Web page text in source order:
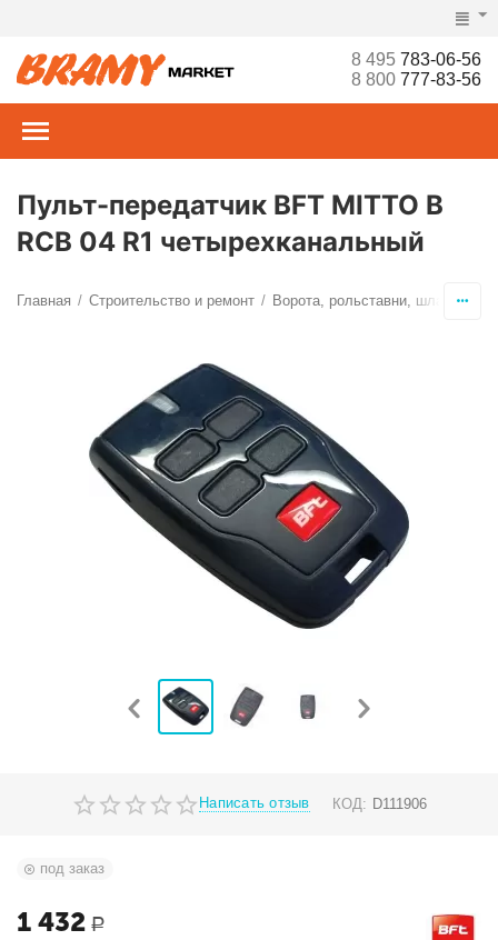
8 495783-06-56
8 800777-83-56
Пульт-передатчик BFT MITTO B
RCB 04 R1 четырехканальный
Главная / Строительство и ремонт / Ворота, рольставни,
Написать отзыв КОД: D111906
под заказ
1 432 Р